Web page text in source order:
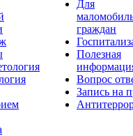
Для
граждан
Полезная
Вопрос
Запись на